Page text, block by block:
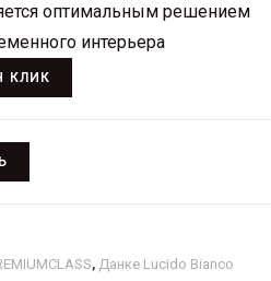
оптимальным решением
интерьера
КЛИК
, Данке Lucido Bianco